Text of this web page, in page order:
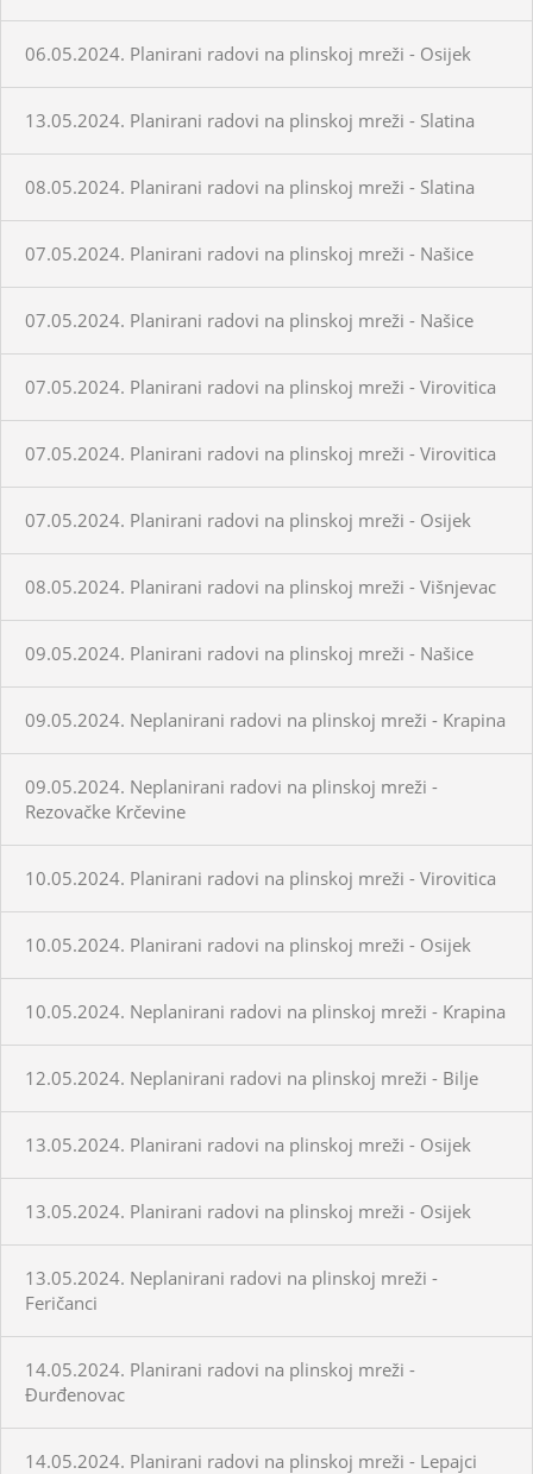
06.05.2024. Planirani radovi na plinskoj mreži - Osijek
13.05.2024. Planirani radovi na plinskoj mreži - Slatina
08.05.2024. Planirani radovi na plinskoj mreži - Slatina
07.05.2024. Planirani radovi na plinskoj mreži - Našice
07.05.2024. Planirani radovi na plinskoj mreži - Našice
07.05.2024. Planirani radovi na plinskoj mreži - Virovitica
07.05.2024. Planirani radovi na plinskoj mreži - Virovitica
07.05.2024. Planirani radovi na plinskoj mreži - Osijek
08.05.2024. Planirani radovi na plinskoj mreži - Višnjevac
09.05.2024. Planirani radovi na plinskoj mreži - Našice
09.05.2024. Neplanirani radovi na plinskoj mreži - Krapina
09.05.2024. Neplanirani radovi na plinskoj mreži -
Rezovačke Krčevine
10.05.2024. Planirani radovi na plinskoj mreži - Virovitica
10.05.2024. Planirani radovi na plinskoj mreži - Osijek
10.05.2024. Neplanirani radovi na plinskoj mreži - Krapina
12.05.2024. Neplanirani radovi na plinskoj mreži - Bilje
13.05.2024. Planirani radovi na plinskoj mreži - Osijek
13.05.2024. Planirani radovi na plinskoj mreži - Osijek
13.05.2024. Neplanirani radovi na plinskoj mreži -
Feričanci
14.05.2024. Planirani radovi na plinskoj mreži -
Đurđenovac
14.05.2024. Planirani radovi na plinskoj mreži - Lepajci